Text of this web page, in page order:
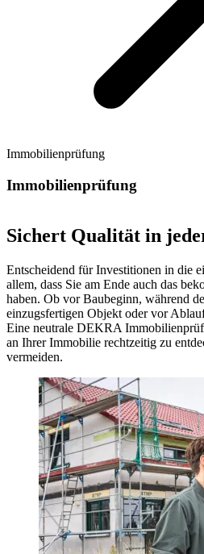
Immobilienprüfung
Immobilienprüfung
Sichert Qualität in
Entscheidend für Investitionen in die
allem, dass Sie am Ende auch das
haben. Ob vor Baubeginn, während
einzugsfertigen Objekt oder vor
Eine neutrale DEKRA
an Ihrer Immobilie rechtzeitig zu
vermeiden.